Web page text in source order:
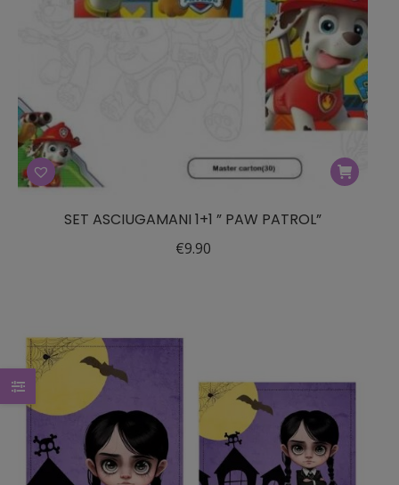
del
prodotto
SET ASCIUGAMANI 1+1 ” PAW PATROL”
€9.90